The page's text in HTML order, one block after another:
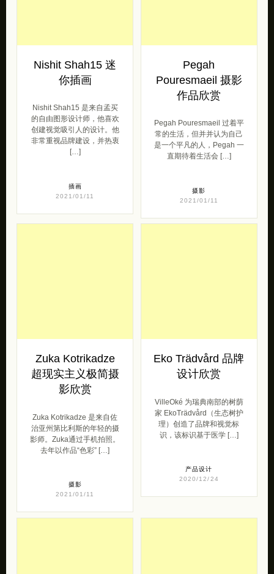
Nishit Shah15 迷
你插画
Nishit Shah15 是来自孟买
的自由图形设计师，他喜欢
创建视觉吸引人的设计。他
非常重视品牌建设，并热衷
[…]
插画
2021/01/11
Pegah
Pouresmaeil 摄影
作品欣赏
Pegah Pouresmaeil 过着平
常的生活，但并并认为自己
是一个平凡的人，Pegah 一
直期待着生活会 […]
摄影
2021/01/11
Zuka Kotrikadze
超现实主义极简摄
影欣赏
Zuka Kotrikadze 是来自佐
治亚州第比利斯的年轻的摄
影师。Zuka通过手机拍照。
去年以作品“色彩” […]
摄影
2021/01/11
Eko Trädvård 品牌
设计欣赏
VilleOké 为瑞典南部的树荫
家 EkoTrädvård（生态树护
理）创造了品牌和视觉标
识，该标识基于医学 […]
产品设计
2020/12/24